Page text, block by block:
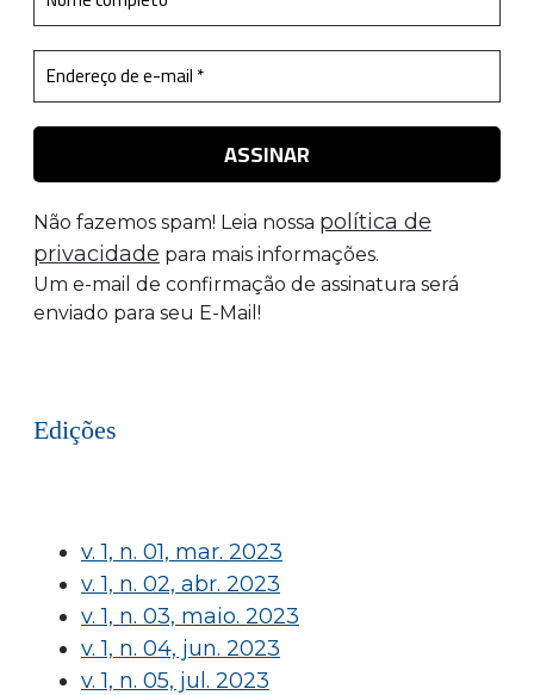
Não fazemos spam! Leia nossa política de
privacidade para mais informações.
Um e-mail de confirmação de assinatura será
enviado para seu E-Mail!
Edições
v. 1, n. 01, mar. 2023
v. 1, n. 02, abr. 2023
v. 1, n. 03, maio. 2023
v. 1, n. 04, jun. 2023
v. 1, n. 05, jul. 2023